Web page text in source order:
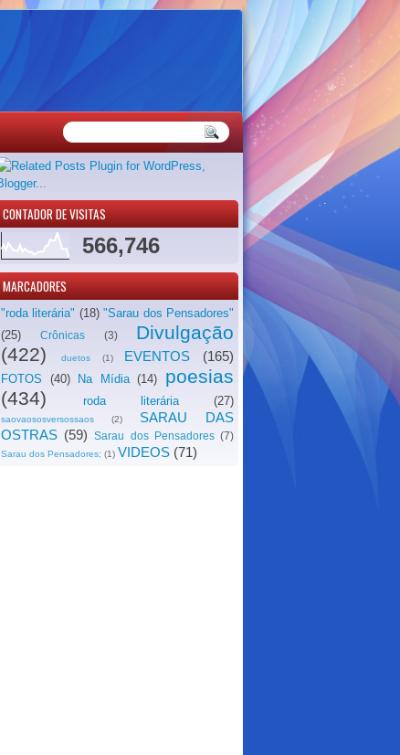
CONTADOR DE VISITAS
566,746
MARCADORES
"roda literária" (18) "Sarau dos Pensadores"
(25)
Crônicas (3)
Divulgação
(422)
duetos (1) EVENTOS (165)
FOTOS (40) Na Mídia (14)
poesias
(434)
roda literária (27)
saovaososversossaos (2)
SARAU DAS
OSTRAS (59) Sarau dos Pensadores (7)
Sarau dos Pensadores; (1) VIDEOS (71)